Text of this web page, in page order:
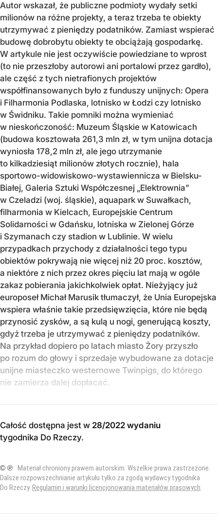
Autor wskazał, że publiczne podmioty wydały setki
milionów na różne projekty, a teraz trzeba te obiekty
utrzymywać z pieniędzy podatników. Zamiast wspierać
budowę dobrobytu obiekty te obciążają gospodarkę.
W artykule nie jest oczywiście powiedziane to wprost
(to nie przeszłoby autorowi ani portalowi przez gardło),
ale część z tych nietrafionych projektów
współfinansowanych było z funduszy unijnych: Opera
i Filharmonia Podlaska, lotnisko w Łodzi czy lotnisko
w Świdniku. Takie pomniki można wymieniać
w nieskończoność: Muzeum Śląskie w Katowicach
(budowa kosztowała 261,3 mln zł, w tym unijna dotacja
wyniosła 178,2 mln zł, ale jego utrzymanie
to kilkadziesiąt milionów złotych rocznie), hala
sportowo-widowiskowo-wystawiennicza w Bielsku-
Białej, Galeria Sztuki Współczesnej „Elektrownia”
w Czeladzi (woj. śląskie), aquapark w Suwałkach,
filharmonia w Kielcach, Europejskie Centrum
Solidarności w Gdańsku, lotniska w Zielonej Górze
i Szymanach czy stadion w Lublinie. W wielu
przypadkach przychody z działalności tego typu
obiektów pokrywają nie więcej niż 20 proc. kosztów,
a niektóre z nich przez okres pięciu lat mają w ogóle
zakaz pobierania jakichkolwiek opłat. Nieżyjący już
europoseł Michał Marusik tłumaczył, że Unia Europejska
wspiera właśnie takie przedsięwzięcia, które nie będą
przynosić zysków, a są kulą u nogi, generującą koszty,
gdyż trzeba je utrzymywać z pieniędzy podatników.
Na przykład dopiero po latach miasto Żory przyszło
po rozum do głowy i sprzedaje wybudowane za dotacje
unijne miasteczko westernowe Twinpigs, do którego
nie zamierza dalej dopłacać.
Całość dostępna jest w 28/2022 wydaniu
tygodnika Do Rzeczy.
© ℗ Materiał chroniony prawem autorskim. Wszelkie prawa zastrzeżone.
Dalsze rozpowszechnianie artykułu tylko za zgodą wydawcy tygodnika
Do Rzeczy. Regulamin i warunki licencjonowania materiałów prasowych.